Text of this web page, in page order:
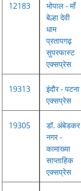
12183
भोपाल - माँ
बेल्हा देवी
धाम
प्रतापगढ़
सुपरफास्ट
एक्सप्रेस
19313
इंदौर - पटना
एक्सप्रेस
19305
डॉ. अंबेडकर
नगर -
कामाख्या
साप्ताहिक
एक्सप्रेस